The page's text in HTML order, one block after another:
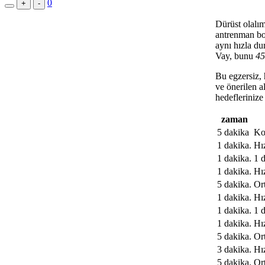
+ - 0
Dürüst
antrenman
aynı hızla
Vay, bunu
Bu egzersiz,
ve önerilen
hedeflerinize
zaman
5 dakika
1 dakika.
1 dakika. 1
1 dakika.
5 dakika.
1 dakika.
1 dakika. 1
1 dakika.
5 dakika.
3 dakika.
5 dakika.